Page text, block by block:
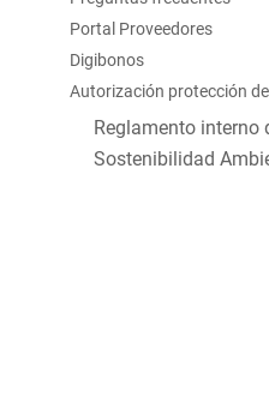
Portal Proveedores
Digibonos
Autorización protección
Reglamento interno
Sostenibilidad